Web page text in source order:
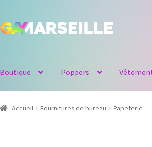
Aller
Aller
Boutique Poppers
Accueil Fournitures de bureau Papeterie